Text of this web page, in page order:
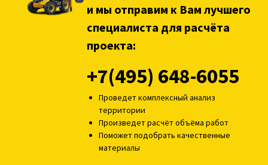
и мы отправим к Вам лучшего
специалиста для расчёта
проекта:
+7(495) 648-6055
Проведет комплексный анализ
территории
Произведет расчёт объёма работ
Поможет подобрать качественные
материалы